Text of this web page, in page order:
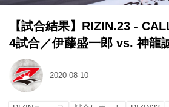
【試合結果】RIZIN.23 -
4試合／伊藤盛一郎 vs. 神龍
2020-08-10